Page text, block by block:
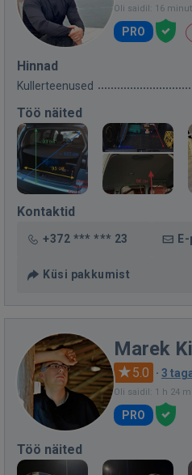
Oli saidil: 16
PRO
Hinnad
Kullerteenused
Töö näited
Kontaktid
+372 *** *** 23
Küsi pakkumist
Marek
5.0 · 3
Oli saidil: 1 h 24
PRO
Töö näited